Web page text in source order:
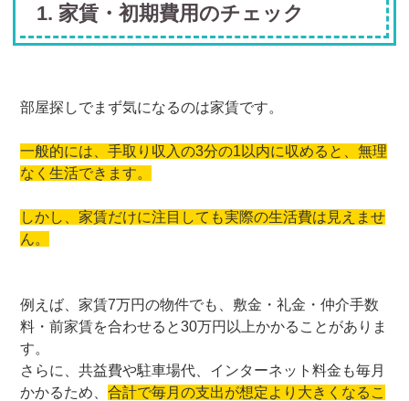
1. 家賃・初期費用のチェック
部屋探しでまず気になるのは家賃です。
一般的には、手取り収入の3分の1以内に収めると、無理
なく生活できます。
しかし、家賃だけに注目しても実際の生活費は見えませ
ん。
例えば、家賃7万円の物件でも、敷金・礼金・仲介手数
料・前家賃を合わせると30万円以上かかることがありま
す。
さらに、共益費や駐車場代、インターネット料金も毎月
かかるため、合計で毎月の支出が想定より大きくなるこ